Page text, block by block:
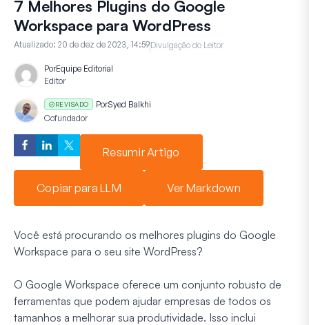
7 Melhores Plugins do Google
Workspace para WordPress
Atualizado: 20 de dez de 2023, 14:59Divulgação do Leitor
PorEquipe Editorial
Editor
REVISADO PorSyed Balkhi
Cofundador
Resumir Artigo
Copiar para LLM Ver Markdown
Você está procurando os melhores plugins do Google
Workspace para o seu site WordPress?
O Google Workspace oferece um conjunto robusto de
ferramentas que podem ajudar empresas de todos os
tamanhos a melhorar sua produtividade. Isso inclui